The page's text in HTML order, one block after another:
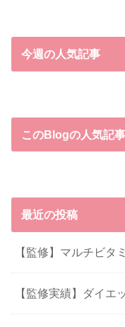
今週の人気記事
このBlogの人気記事
最近の投稿
【監修】マルチビタ
【監修実績】ダイエ